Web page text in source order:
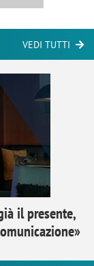
VEDI TUTTI
il presente,